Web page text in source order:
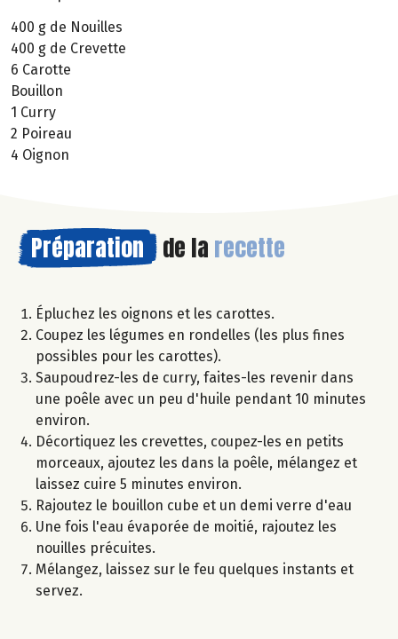
400 g de Nouilles
400 g de Crevette
6 Carotte
Bouillon
1 Curry
2 Poireau
4 Oignon
Préparation de la recette
Épluchez les oignons et les carottes.
Coupez les légumes en rondelles (les plus fines
possibles pour les carottes).
Saupoudrez-les de curry, faites-les revenir dans
une poêle avec un peu d'huile pendant 10 minutes
environ.
Décortiquez les crevettes, coupez-les en petits
morceaux, ajoutez les dans la poêle, mélangez et
laissez cuire 5 minutes environ.
Rajoutez le bouillon cube et un demi verre d'eau
Une fois l'eau évaporée de moitié, rajoutez les
nouilles précuites.
Mélangez, laissez sur le feu quelques instants et
servez.